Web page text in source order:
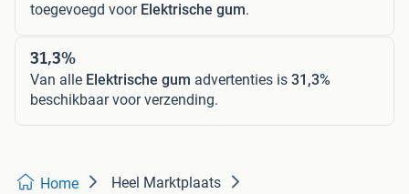
toegevoegd voor Elektrische gum.
31,3%
Van alle Elektrische gum advertenties is 31,3%
beschikbaar voor verzending.
Home Heel Marktplaats